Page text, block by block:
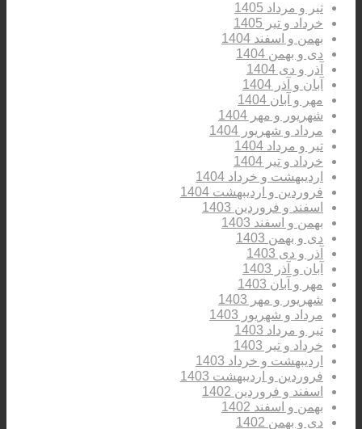
تیر و مرداد 1405
خرداد و تیر 1405
بهمن و اسفند 1404
دی و بهمن 1404
آذر و دی 1404
آبان و آذر 1404
مهر و آبان 1404
شهریور و مهر 1404
مرداد و شهریور 1404
تیر و مرداد 1404
خرداد و تیر 1404
اردیبهشت و خرداد 1404
فروردین و اردیبهشت 1404
اسفند و فروردین 1403
بهمن و اسفند 1403
دی و بهمن 1403
آذر و دی 1403
آبان و آذر 1403
مهر و آبان 1403
شهریور و مهر 1403
مرداد و شهریور 1403
تیر و مرداد 1403
خرداد و تیر 1403
اردیبهشت و خرداد 1403
فروردین و اردیبهشت 1403
اسفند و فروردین 1402
بهمن و اسفند 1402
دی و بهمن 1402